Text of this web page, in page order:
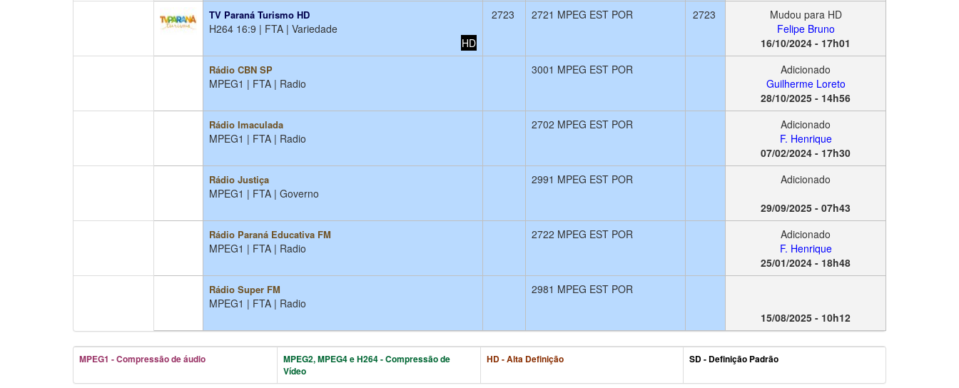
TV Paraná Turismo HD
H264 16:9 | FTA | Variedade
HD
2723 2721 MPEG EST POR 2723
Mudou para HD
Felipe Bruno
16/10/2024 - 17h01
Rádio CBN SP
MPEG1 | FTA | Radio
3001 MPEG EST POR
Adicionado
Guilherme Loreto
28/10/2025 - 14h56
Rádio Imaculada
MPEG1 | FTA | Radio
2702 MPEG EST POR
Adicionado
F. Henrique
07/02/2024 - 17h30
Rádio Justiça
MPEG1 | FTA | Governo
2991 MPEG EST POR
Adicionado
29/09/2025 - 07h43
Rádio Paraná Educativa FM
MPEG1 | FTA | Radio
2722 MPEG EST POR
Adicionado
F. Henrique
25/01/2024 - 18h48
Rádio Super FM
MPEG1 | FTA | Radio
2981 MPEG EST POR
15/08/2025 - 10h12
MPEG1 - Compressão de áudio
MPEG2, MPEG4 e H264 - Compressão de
Vídeo
HD - Alta Definição SD - Definição Padrão